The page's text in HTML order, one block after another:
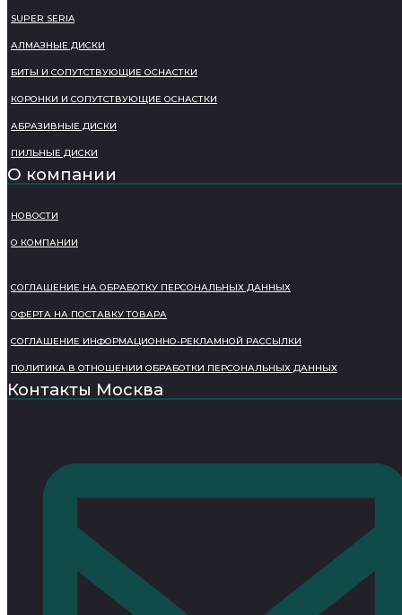
SUPER SERIA
АЛМАЗНЫЕ ДИСКИ
БИТЫ И СОПУТСТВУЮЩИЕ ОСНАСТКИ
КОРОНКИ И СОПУТСТВУЮЩИЕ ОСНАСТКИ
АБРАЗИВНЫЕ ДИСКИ
ПИЛЬНЫЕ ДИСКИ
О компании
НОВОСТИ
О КОМПАНИИ
СОГЛАШЕНИЕ НА ОБРАБОТКУ ПЕРСОНАЛЬНЫХ ДАННЫХ
ОФЕРТА НА ПОСТАВКУ ТОВАРА
СОГЛАШЕНИЕ ИНФОРМАЦИОННО-РЕКЛАМНОЙ РАССЫЛКИ
ПОЛИТИКА В ОТНОШЕНИИ ОБРАБОТКИ ПЕРСОНАЛЬНЫХ ДАННЫХ
Контакты Москва